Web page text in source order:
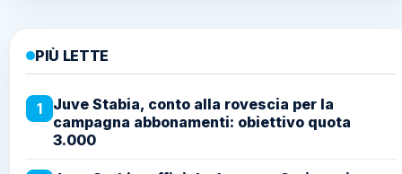
PIÙ LETTE
1
Juve Stabia, conto alla rovescia per la
campagna abbonamenti: obiettivo quota
3.000